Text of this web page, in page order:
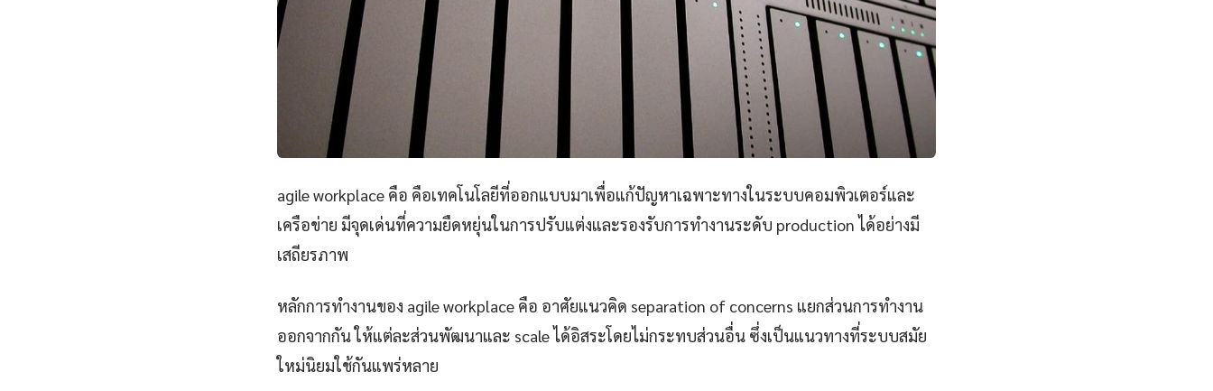
agile workplace คือ คือเทคโนโลยีที่ออกแบบมาเพื่อแก้ปัญหาเฉพาะทางในระบบคอมพิวเตอร์และ
เครือข่าย มีจุดเด่นที่ความยืดหยุ่นในการปรับแต่งและรองรับการทำงานระดับ production ได้อย่างมี
เสถียรภาพ
หลักการทำงานของ agile workplace คือ อาศัยแนวคิด separation of concerns แยกส่วนการทำงาน
ออกจากกัน ให้แต่ละส่วนพัฒนาและ scale ได้อิสระโดยไม่กระทบส่วนอื่น ซึ่งเป็นแนวทางที่ระบบสมัย
ใหม่นิยมใช้กันแพร่หลาย